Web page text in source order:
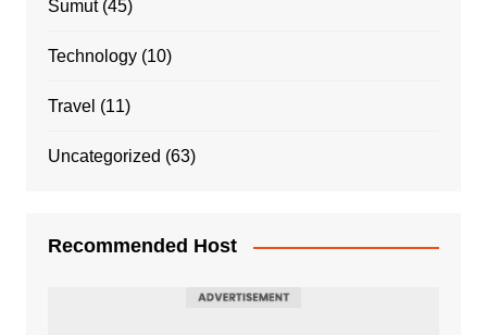
Sumut(45)
Technology(10)
Travel (11)
Uncategorized (63)
Recommended Host